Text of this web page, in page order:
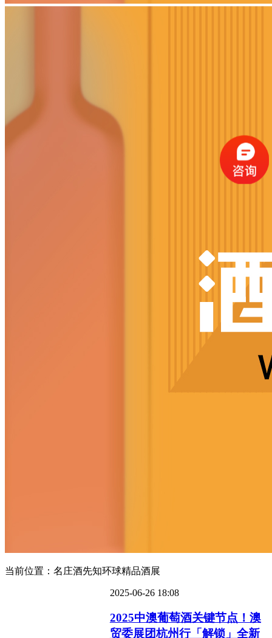
当前位置：名庄酒先知环球精品酒展
2025-06-26 18:08
2025中澳葡萄酒关键节点！澳
贸委展团杭州行「解锁」全新